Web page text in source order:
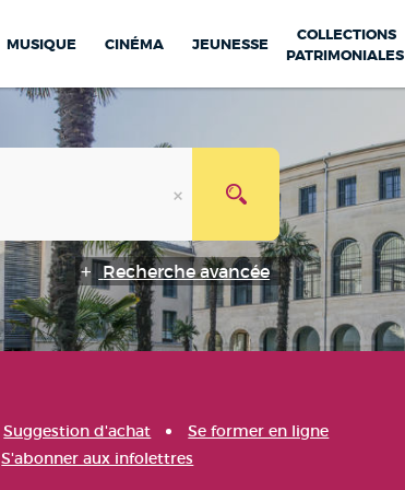
MUSIQUE CINÉMA JEUNESSE
COLLECTIONS
PATRIMONIALES
Recherche avancée
Suggestion d'achat
Se former en ligne
S'abonner aux infolettres